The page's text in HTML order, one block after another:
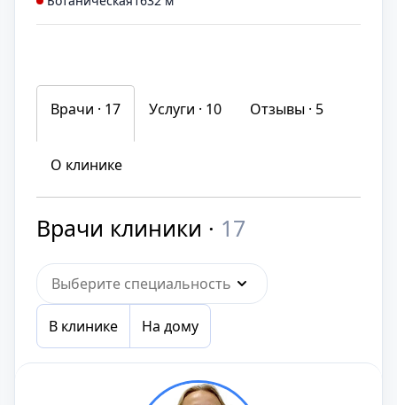
Врачи · 17 Услуги · 10 Отзывы · 5
О клинике
Врачи клиники · 17
Выберите специальность
В клинике На дому